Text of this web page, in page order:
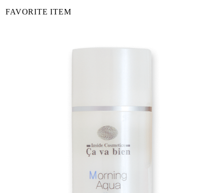
FAVORITE ITEM